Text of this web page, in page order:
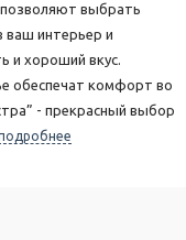
выбрать
ваш интерьер и
и хороший вкус.
обеспечат комфорт во
- прекрасный выбор